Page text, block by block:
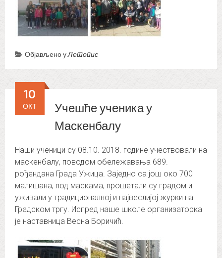
Објављено уЛетопис
Учешће ученика у
Маскенбалу
10
ОКТ
Наши ученици су 08.10. 2018. године учествовали на
маскенбалу, поводом обележавања 689.
рођендана Града Ужица. Заједно са још око 700
малишана, под маскама, прошетали су градом и
уживали у традиционалној и највеслијој журки на
Градском тргу. Испред наше школе организаторка
је наставница Весна Боричић.